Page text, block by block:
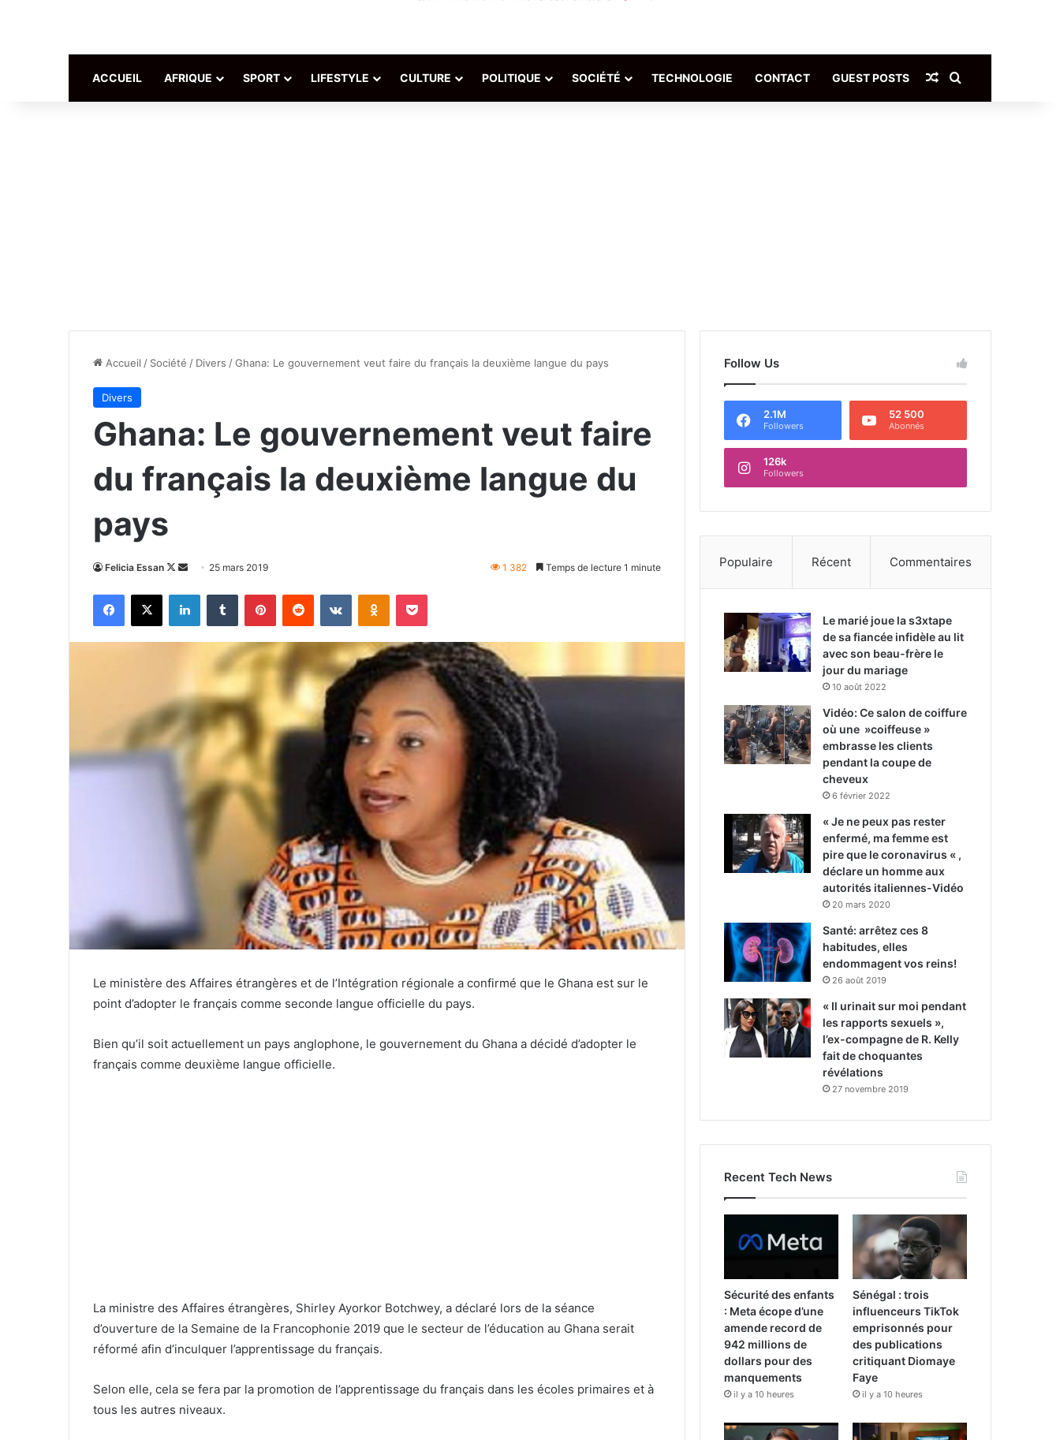
ACCUEIL AFRIQUE SPORT LIFESTYLE CULTURE POLITIQUE SOCIÉTÉ TECHNOLOGIE CONTACT GUEST POSTS Article Aléatoire
Accueil / Société / Divers /Ghana: Le gouvernement veut faire du français la deuxième langue du pays
Divers
Ghana: Le gouvernement veut faire
du français la deuxième langue du
pays
Felicia Essan
Follow
X
Envoyer25 mars 2019 1 382 Temps de lecture 1 minute
Facebook
X LinkedinTumblr PinterestReddit VKontakteOdnoklassniki
Pocket
Le ministère des Affaires étrangères et de l’Intégration régionale a confirmé que le Ghana est sur le
point d’adopter le français comme seconde langue officielle du pays.
Bien qu’il soit actuellement un pays anglophone, le gouvernement du Ghana a décidé d’adopter le
français comme deuxième langue officielle.
La ministre des Affaires étrangères, Shirley Ayorkor Botchwey, a déclaré lors de la séance
d’ouverture de la Semaine de la Francophonie 2019 que le secteur de l’éducation au Ghana serait
réformé afin d’inculquer l’apprentissage du français.
Selon elle, cela se fera par la promotion de l’apprentissage du français dans les écoles primaires et à
tous les autres niveaux.
Follow Us
2.1M
Followers
52 500
Abonnés
126k
Followers
Populaire Récent Commentaires
Le marié joue la s3xtape
de sa fiancée infidèle au lit
avec son beau-frère le
jour du mariage
10 août 2022
Vidéo: Ce salon de coiffure
où une »coiffeuse »
embrasse les clients
pendant la coupe de
cheveux
6 février 2022
« Je ne peux pas rester
enfermé, ma femme est
pire que le coronavirus « ,
déclare un homme aux
autorités italiennes-Vidéo
20 mars 2020
Santé: arrêtez ces 8
habitudes, elles
endommagent vos reins!
26 août 2019
« Il urinait sur moi pendant
les rapports sexuels »,
l’ex-compagne de R. Kelly
fait de choquantes
révélations
27 novembre 2019
Recent Tech News
Sécurité des enfants
: Meta écope d’une
amende record de
942 millions de
dollars pour des
manquements
il y a 10 heures
Sénégal : trois
influenceurs TikTok
emprisonnés pour
des publications
critiquant Diomaye
Faye
il y a 10 heures